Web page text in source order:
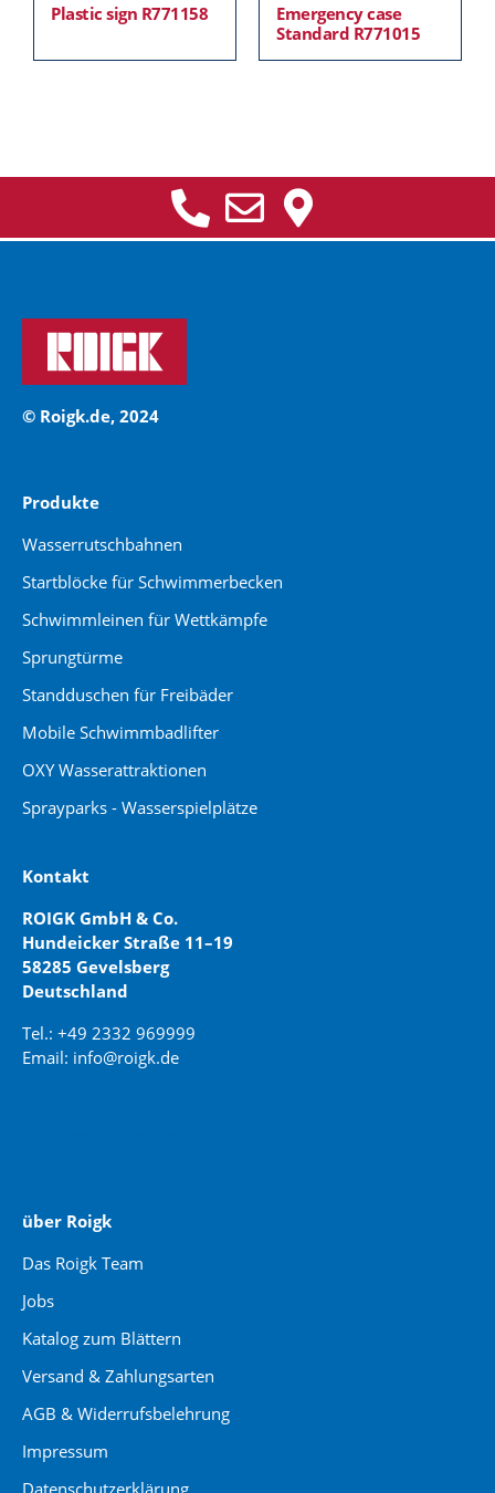
Plastic sign R771158
Emergency case
Standard R771015
© Roigk.de, 2024
Produkte
Wasserrutschbahnen
Startblöcke für Schwimmerbecken
Schwimmleinen für Wettkämpfe
Sprungtürme
Standduschen für Freibäder
Mobile Schwimmbadlifter
OXY Wasserattraktionen
Sprayparks - Wasserspielplätze
Kontakt
ROIGK GmbH & Co.
Hundeicker Straße 11–19
58285 Gevelsberg
Deutschland
Tel.: +49 2332 969999
Email: info@roigk.de
über Roigk
Das Roigk Team
Jobs
Katalog zum Blättern
Versand & Zahlungsarten
AGB & Widerrufsbelehrung
Impressum